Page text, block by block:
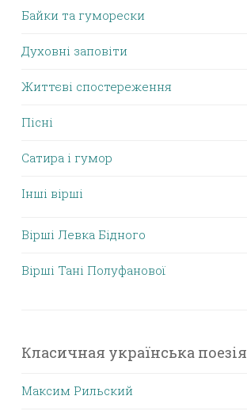
Байки та гуморески
Духовні заповіти
Життєві спостереження
Пісні
Сатира і гумор
Інші вірші
Вірші Левка Бідного
Вірші Тані Полуфанової
Класичная українська поезія
Максим Рильский